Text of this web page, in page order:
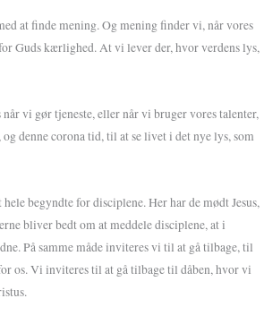
at finde mening. Og mening finder vi, når vores
Guds kærlighed. At vi lever der, hvor verdens lys,
vi gør tjeneste, eller når vi bruger vores talenter,
og denne corona tid, til at se livet i det nye lys, som
begyndte for disciplene. Her har de mødt Jesus,
bliver bedt om at meddele disciplene, at i
På samme måde inviteres vi til at gå tilbage, til
os. Vi inviteres til at gå tilbage til dåben, hvor vi